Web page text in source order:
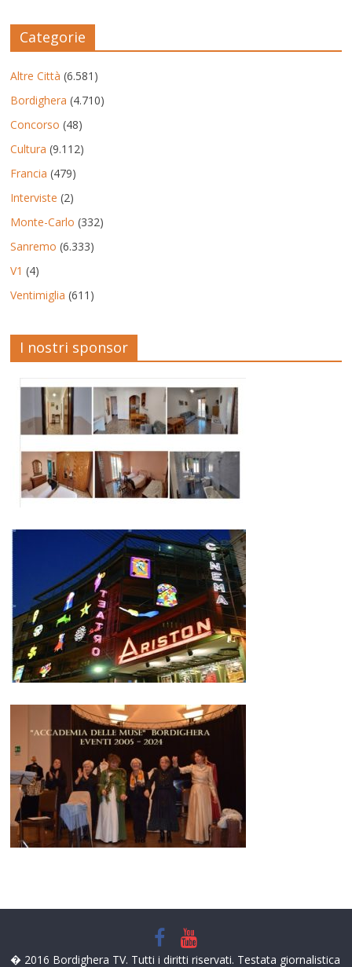
Categorie
Altre Città (6.581)
Bordighera (4.710)
Concorso (48)
Cultura (9.112)
Francia (479)
Interviste (2)
Monte-Carlo (332)
Sanremo (6.333)
V1 (4)
Ventimiglia (611)
I nostri sponsor
� 2016 Bordighera TV. Tutti i diritti riservati. Testata giornalistica